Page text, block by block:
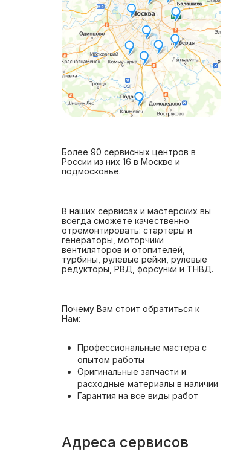
Более 90 сервисных центров в
России из них 16 в Москве и
подмосковье.
В наших сервисах и мастерских вы
всегда сможете качественно
отремонтировать: стартеры и
генераторы, моторчики
вентиляторов и отопителей,
турбины, рулевые рейки, рулевые
редукторы, РВД, форсунки и ТНВД.
Почему Вам стоит обратиться к
Нам:
Профессиональные мастера с
опытом работы
Оригинальные запчасти и
расходные материалы в наличии
Гарантия на все виды работ
Адреса сервисов